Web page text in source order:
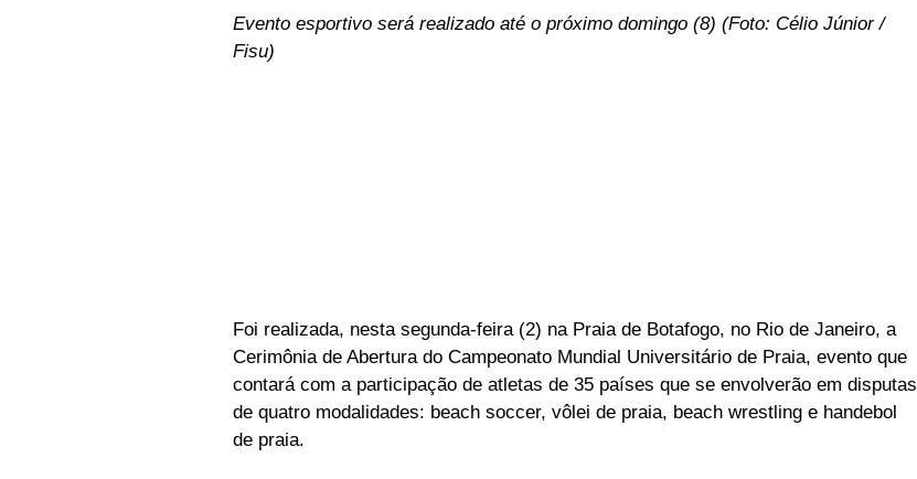
Evento esportivo será realizado até o próximo domingo (8) (Foto: Célio Júnior /
Fisu)
Foi realizada, nesta segunda-feira (2) na Praia de Botafogo, no Rio de Janeiro, a
Cerimônia de Abertura do Campeonato Mundial Universitário de Praia, evento que
contará com a participação de atletas de 35 países que se envolverão em disputas
de quatro modalidades: beach soccer, vôlei de praia, beach wrestling e handebol
de praia.